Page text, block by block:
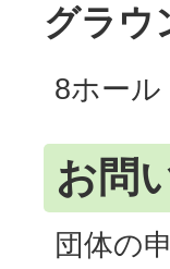
グラウ
8ホール
お問
団体の